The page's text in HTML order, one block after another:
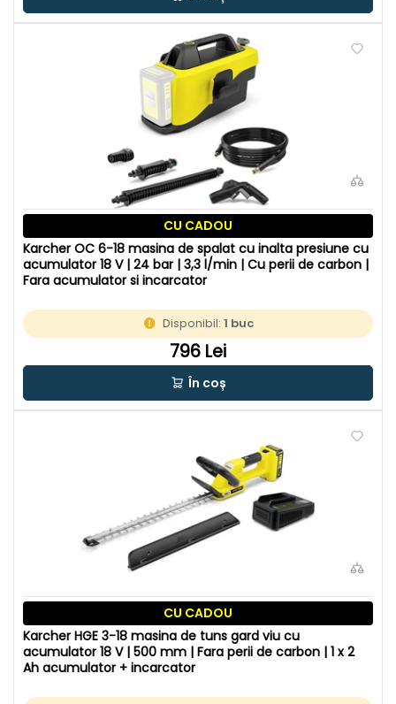
CU CADOU
Karcher OC 6-18 masina de spalat cu inalta presiune cu
acumulator 18 V | 24 bar | 3,3 l/min | Cu perii de carbon |
Fara acumulator si incarcator
Disponibil:1 buc
796 Lei
În coș
CU CADOU
Karcher HGE 3-18 masina de tuns gard viu cu
acumulator 18 V | 500 mm | Fara perii de carbon | 1 x 2
Ah acumulator + incarcator